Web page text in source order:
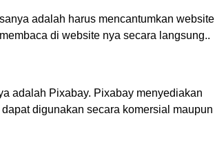
adalah harus mencantumkan website
di website nya secara langsung..
adalah Pixabay. Pixabay menyediakan
digunakan secara komersial maupun